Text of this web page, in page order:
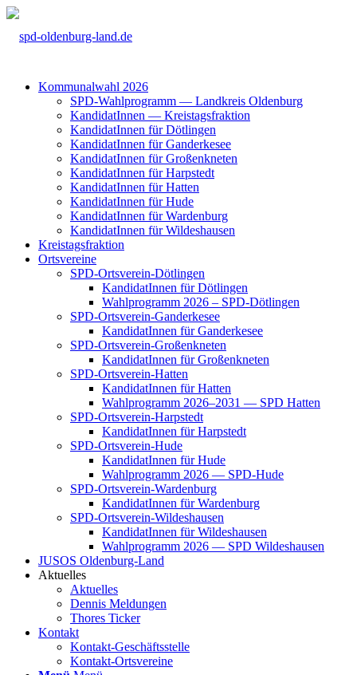
Kom­mu­nal­wahl 2026
SPD-Wahl­pro­gramm — Land­kreis Olden­burg
Kan­di­da­tIn­nen — Kreis­tags­frak­ti­on
Kan­di­da­tIn­nen für Döt­lin­gen
Kan­di­da­tIn­nen für Gan­der­ke­see
Kan­di­da­tIn­nen für Groß­enkne­ten
Kan­di­da­tIn­nen für Harp­s­tedt
Kan­di­da­tIn­nen für Hat­ten
Kan­di­da­tIn­nen für Hude
Kan­di­da­tIn­nen für War­den­burg
Kan­di­da­tIn­nen für Wil­des­hau­sen
Kreis­tags­frak­ti­on
Orts­ver­ei­ne
SPD-Orts­­ver­­ein-Döt­­lin­­gen
Kan­di­da­tIn­nen für Döt­lin­gen
Wahl­pro­gramm 2026 – SPD-Döt­lin­gen
SPD-Orts­­ver­­ein-Gan­­der­ke­­see
Kan­di­da­tIn­nen für Gan­der­ke­see
SPD-Orts­­ver­­ein-Gro­ß­en­k­ne­­ten
Kan­di­da­tIn­nen für Groß­enkne­ten
SPD-Orts­­ver­­ein-Hat­­ten
Kan­di­da­tIn­nen für Hat­ten
Wahl­pro­gramm 2026–2031 — SPD Hat­ten
SPD-Orts­­ver­­ein-Har­p­s­tedt
Kan­di­da­tIn­nen für Harp­s­tedt
SPD-Orts­­ver­­ein-Hude
Kan­di­da­tIn­nen für Hude
Wahl­pro­gramm 2026 — SPD-Hude
SPD-Orts­­ver­­ein-War­­den­­burg
Kan­di­da­tIn­nen für War­den­burg
SPD-Orts­­ver­­ein-Wil­­des­hau­­sen
Kan­di­da­tIn­nen für Wil­des­hau­sen
Wahl­pro­gramm 2026 — SPD Wil­des­hau­sen
JUSOS Olden­­burg-Land
Aktu­el­les
Aktu­el­les
Den­nis Mel­dun­gen
Tho­res Ticker
Kon­takt
Kon­­­takt-Geschäfts­­s­tel­­le
Kon­­­takt-Orts­­ver­­ei­­ne